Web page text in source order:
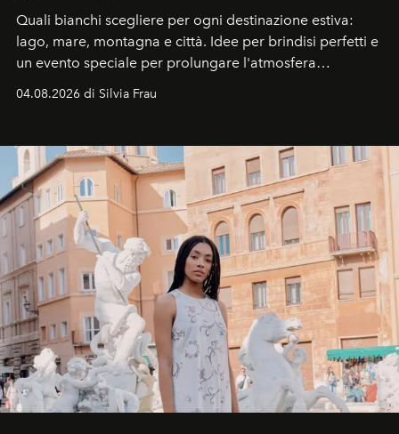
Quali bianchi scegliere per ogni destinazione estiva:
lago, mare, montagna e città. Idee per brindisi perfetti e
un evento speciale per prolungare l'atmosfera
04.08.2026 di Silvia Frau